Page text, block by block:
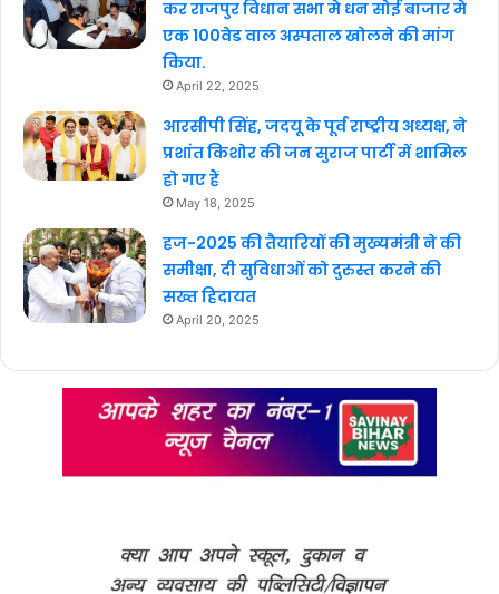
कर राजपुर विधान सभा मे धन सोई बाजार मे
एक 100वेड वाल अस्पताल खोलने की मांग
किया.
April 22, 2025
आरसीपी सिंह, जदयू के पूर्व राष्ट्रीय अध्यक्ष, ने
प्रशांत किशोर की जन सुराज पार्टी में शामिल
हो गए हैं
May 18, 2025
हज-2025 की तैयारियों की मुख्यमंत्री ने की
समीक्षा, दी सुविधाओं को दुरुस्त करने की
सख्त हिदायत
April 20, 2025